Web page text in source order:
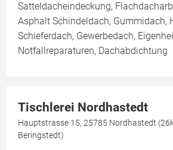
Satteldacheindeckung,
Asphalt Schindeldach, Gummidach,
Schieferdach, Gewerbedach,
Notfallreparaturen, Dachabdichtung
Tischlerei Nordhastedt
Hauptstrasse 15, 25785 Nordhastedt
Beringstedt)